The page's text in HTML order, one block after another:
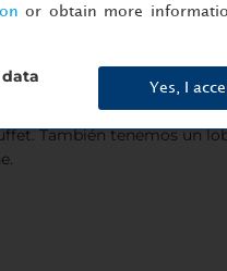
También tenemos un
or obtain more
Yes, I